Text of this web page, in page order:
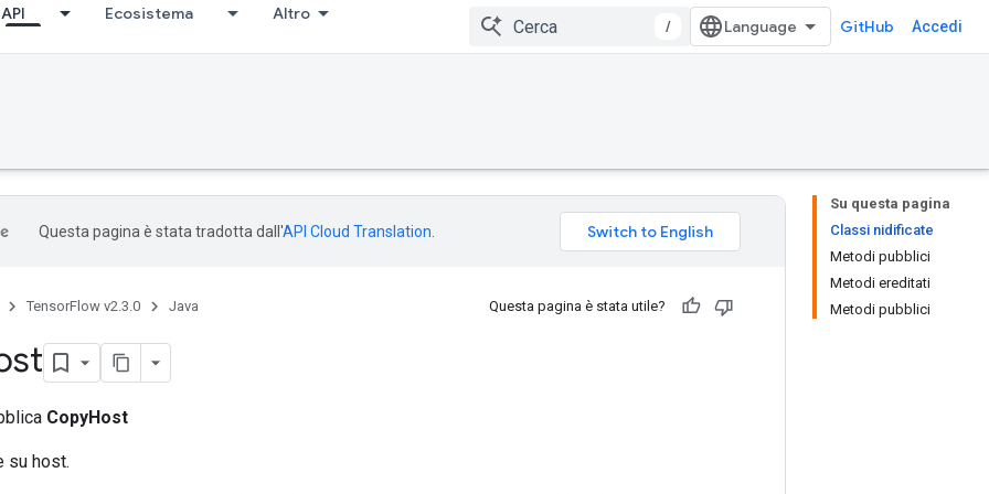
API Ecosistema Altro
/ GitHub Accedi
Su questa pagina
Classi nidificate
Metodi pubblici
Metodi ereditati
Metodi pubblici
Questa pagina è stata tradotta dall'API Cloud Translation
TensorFlow v2.3.0 Java Questa pagina è stata utile?
CopyHost
su host.